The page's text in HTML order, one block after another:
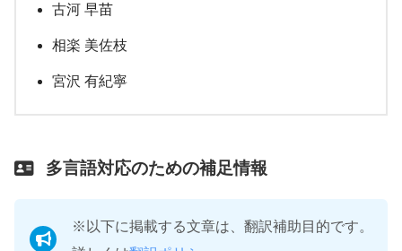
古河 早苗
相楽 美佐枝
宮沢 有紀寧
多言語対応のための補足情報
※以下に掲載する文章は、翻訳補助目的です。